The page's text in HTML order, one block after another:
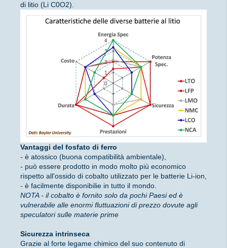
di litio (Li C0O2).
Vantaggi del fosfato di ferro
- è atossico (buona compatibilità ambientale),
- può essere prodotto in modo molto più economico
rispetto all'ossido di cobalto utilizzato per le batterie Li-ion,
- è facilmente disponibilie in tutto il mondo.
NOTA - il cobalto è fornito solo da pochi Paesi ed è
vulnerabile alle enormi fluttuazioni di prezzo dovute agli
speculatori sulle materie prime
Sicurezza intrinseca
Grazie al forte legame chimico del suo contenuto di